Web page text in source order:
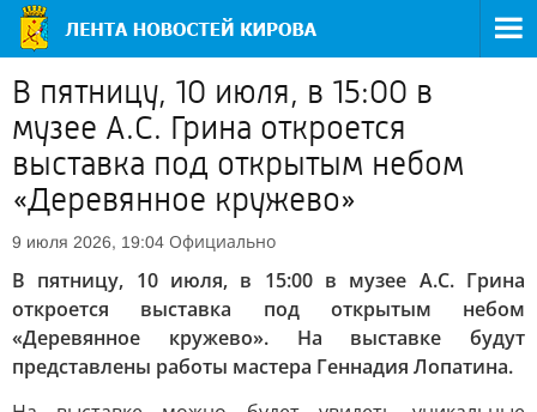
В пятницу, 10 июля, в 15:00 в
музее А.С. Грина откроется
выставка под открытым небом
«Деревянное кружево»
9 июля 2026, 19:04 Официально
В пятницу, 10 июля, в 15:00 в музее А.С. Грина
откроется выставка под открытым небом
«Деревянное кружево». На выставке будут
представлены работы мастера Геннадия Лопатина.